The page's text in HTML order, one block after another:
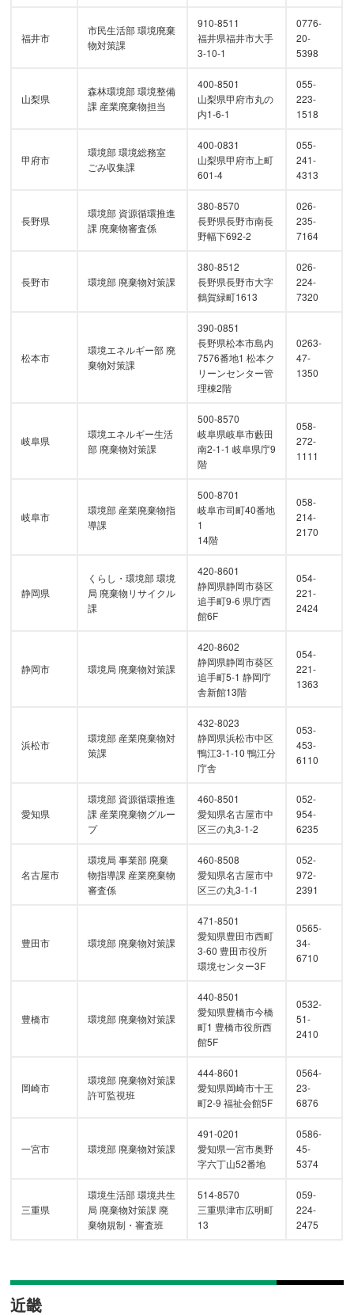
福井市
市民生活部 環境廃棄
物対策課
910-8511
福井県福井市大手
3-10-1
0776-
20-
5398
山梨県
森林環境部 環境整備
課 産業廃棄物担当
400-8501
山梨県甲府市丸の
内1-6-1
055-
223-
1518
甲府市
環境部 環境総務室
ごみ収集課
400-0831
山梨県甲府市上町
601-4
055-
241-
4313
長野県
環境部 資源循環推進
課 廃棄物審査係
380-8570
長野県長野市南長
野幅下692-2
026-
235-
7164
長野市 環境部 廃棄物対策課
380-8512
長野県長野市大字
鶴賀緑町1613
026-
224-
7320
松本市
環境エネルギー部 廃
棄物対策課
390-0851
長野県松本市島内
7576番地1 松本ク
リーンセンター管
理棟2階
0263-
47-
1350
岐阜県
環境エネルギー生活
部 廃棄物対策課
500-8570
岐阜県岐阜市藪田
南2-1-1 岐阜県庁9
階
058-
272-
1111
岐阜市
環境部 産業廃棄物指
導課
500-8701
岐阜市司町40番地
1
14階
058-
214-
2170
静岡県
くらし・環境部 環境
局 廃棄物リサイクル
課
420-8601
静岡県静岡市葵区
追手町9-6 県庁西
館6F
054-
221-
2424
静岡市 環境局 廃棄物対策課
420-8602
静岡県静岡市葵区
追手町5-1 静岡庁
舎新館13階
054-
221-
1363
浜松市
環境部 産業廃棄物対
策課
432-8023
静岡県浜松市中区
鴨江3-1-10 鴨江分
庁舎
053-
453-
6110
愛知県
環境部 資源循環推進
課 産業廃棄物グルー
プ
460-8501
愛知県名古屋市中
区三の丸3-1-2
052-
954-
6235
名古屋市
環境局 事業部 廃棄
物指導課 産業廃棄物
審査係
460-8508
愛知県名古屋市中
区三の丸3-1-1
052-
972-
2391
豊田市 環境部 廃棄物対策課
471-8501
愛知県豊田市西町
3-60 豊田市役所
環境センター3F
0565-
34-
6710
豊橋市 環境部 廃棄物対策課
440-8501
愛知県豊橋市今橋
町1 豊橋市役所西
館5F
0532-
51-
2410
岡崎市
環境部 廃棄物対策課
許可監視班
444-8601
愛知県岡崎市十王
町2-9 福祉会館5F
0564-
23-
6876
一宮市 環境部 廃棄物対策課
491-0201
愛知県一宮市奥野
字六丁山52番地
0586-
45-
5374
三重県
環境生活部 環境共生
局 廃棄物対策課 廃
棄物規制・審査班
514-8570
三重県津市広明町
13
059-
224-
2475
近畿